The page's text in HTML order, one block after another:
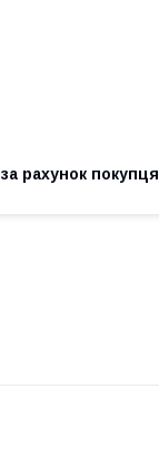
за рахунок покупця